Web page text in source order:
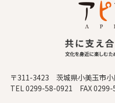
〒311-3423 茨城県小美玉市小
TEL 0299-58-0921 FAX 0299-